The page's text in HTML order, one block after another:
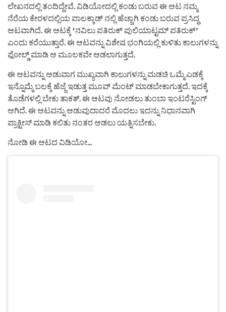
ಲೇಖನದಲ್ಲಿ ತಂದಿದ್ದೇವೆ. ವಿಡಿಯೋದಲ್ಲಿ ಕಂಡು ಬರುವ ಈ ಆಟ ನಮ್ಮ
ನೆರೆಯ ಕೇರಳದಲ್ಲಿಯ ಪಾಲಕ್ಕಾಡ್ ನಲ್ಲಿ ಹೆಚ್ಚಾಗಿ ಕಂಡು ಬರುವ ಪ್ರಸಿದ್ಧ
ಆಟವಾಗಿದೆ. ಈ ಆಟಕ್ಕೆ ‘ನವಿಲು ಪತಿರುಕ್ ಪುಲಿಯಾಟ್ಟಮ್ ಪತಿರುಕ್’
ಎಂದು ಕರೆಯುತ್ತಾರೆ. ಈ ಆಟವನ್ನು ವಿಶೇಷ ಭಂಗಿಯಲ್ಲಿ ಕುಳಿತು ಕಾಲುಗಳನ್ನು
ಫೋಲ್ಡ್ ಮಾಡಿ ಆ ಮೂಲಕವೇ ಆಡಲಾಗುತ್ತದೆ.
ಈ ಆಟವನ್ನು ಆಡುವಾಗ ಮುಖ್ಯವಾಗಿ ಕಾಲುಗಳನ್ನು ಮಡಚಿ ಒಮ್ಮೆ ಎಡಕ್ಕೆ
ಇನ್ನೊಮ್ಮೆ ಬಲಕ್ಕೆ ಹೆಜ್ಜೆ ಇಡುತ್ತ ಮೂವ್ ಮೆಂಟ್ ಮಾಡಬೇಕಾಗುತ್ತದೆ. ಇದಕ್ಕೆ
ತೊಡೆಗಳಲ್ಲಿ ಬೇಕು ತಾಕತ್. ಈ ಆಟವು ನೋಡಲು ತುಂಬಾ ಇಂಟರೆಸ್ಟಿಂಗ್
ಆಗಿದೆ. ಈ ಆಟವನ್ನು ಆಡುವುದಾದರೆ ಮೊದಲು ಇದನ್ನು ನಿಧಾನವಾಗಿ
ಪ್ರಾಕ್ಟೀಸ್ ಮಾಡಿ ಕಲಿತು ನಂತರ ಆಡಲು ಯತ್ನಿಸಬೇಕು.
ನೋಡಿ ಈ ಆಟದ ವಿಡಿಯೋ…